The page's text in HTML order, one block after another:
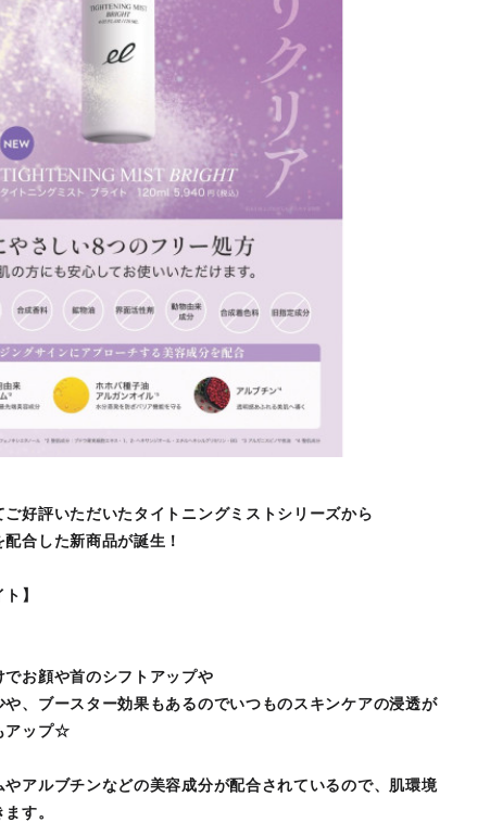
ご好評いただいたタイトニングミストシリーズから
合した新商品が誕生！
】
でお顔や首のシフトアップや
、ブースター効果もあるのでいつものスキンケアの浸透が
アップ☆
アルブチンなどの美容成分が配合されているので、肌環境
す。